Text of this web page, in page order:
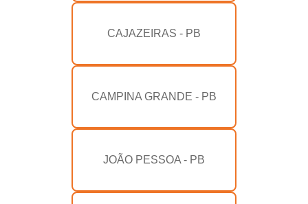
CAJAZEIRAS - PB
CAMPINA GRANDE - PB
JOÃO PESSOA - PB